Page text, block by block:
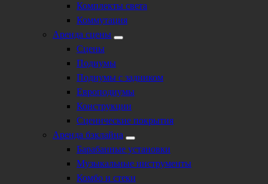
Комплекты света
Коммутация
Аренда сцены
Сцены
Подиумы
Подиумы с задником
Европодиумы
Конструкции
Сценические покрытия
Аренда бэклайна
Барабанные установки
Музыкальные инструменты
Комбо и стеки